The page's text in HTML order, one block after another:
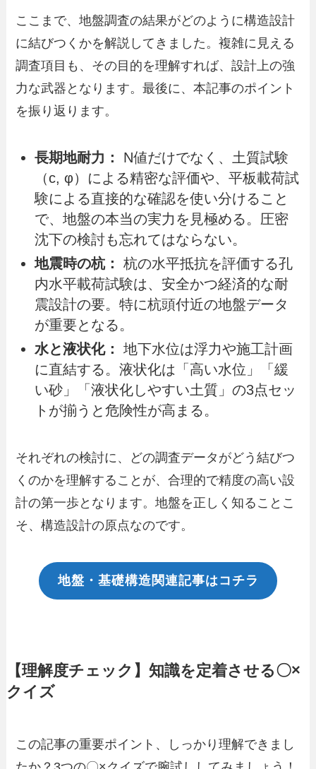
ここまで、地盤調査の結果がどのように構造設計
に結びつくかを解説してきました。複雑に見える
調査項目も、その目的を理解すれば、設計上の強
力な武器となります。最後に、本記事のポイント
を振り返ります。
長期地耐力：
N値だけでなく、土質試験
（c, φ）による精密な評価や、平板載荷試
験による直接的な確認を使い分けること
で、地盤の本当の実力を見極める。圧密
沈下の検討も忘れてはならない。
地震時の杭：
杭の水平抵抗を評価する孔
内水平載荷試験は、安全かつ経済的な耐
震設計の要。特に杭頭付近の地盤データ
が重要となる。
水と液状化：
地下水位は浮力や施工計画
に直結する。液状化は「高い水位」「緩
い砂」「液状化しやすい土質」の3点セッ
トが揃うと危険性が高まる。
それぞれの検討に、どの調査データがどう結びつ
くのかを理解することが、合理的で精度の高い設
計の第一歩となります。地盤を正しく知ることこ
そ、構造設計の原点なのです。
地盤・基礎構造関連記事はコチラ
【理解度チェック】知識を定着させる〇×
クイズ
この記事の重要ポイント、しっかり理解できまし